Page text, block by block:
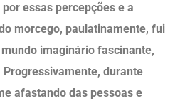
essas percepções e a
morcego, paulatinamente, fui
imaginário fascinante,
durante
afastando das pessoas e